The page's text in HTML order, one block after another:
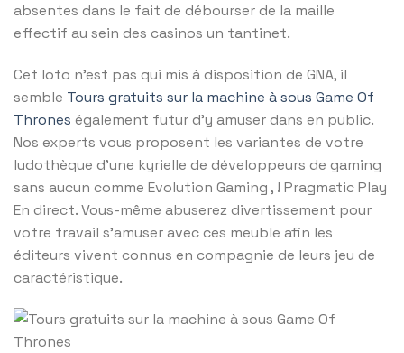
absentes dans le fait de débourser de la maille
effectif au sein des casinos un tantinet.
Cet loto n’est pas qui mis à disposition de GNA, il
semble Tours gratuits sur la machine à sous Game Of
Thrones également futur d’y amuser dans en public.
Nos experts vous proposent les variantes de votre
ludothèque d’une kyrielle de développeurs de gaming
sans aucun comme Evolution Gaming , ! Pragmatic Play
En direct. Vous-même abuserez divertissement pour
votre travail s’amuser avec ces meuble afin les
éditeurs vivent connus en compagnie de leurs jeu de
caractéristique.